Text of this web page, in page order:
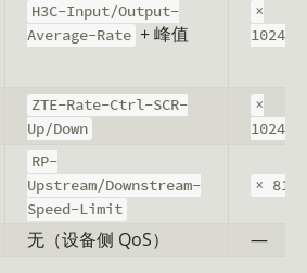
H3C-Input/Output-
Average-Rate + 峰值
×
1024
ZTE-Rate-Ctrl-SCR-
Up/Down
×
1024
RP-
Upstream/Downstream-
Speed-Limit
× 8192
无（设备侧 QoS）
—